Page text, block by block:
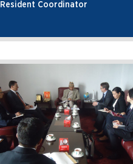
Resident Coordinator